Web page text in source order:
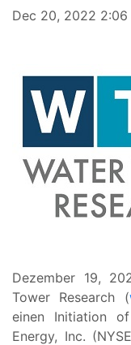
Dec 20, 2022 2:06
Dezember 19,
Tower Research (
einen Initiation
Energy, Inc.